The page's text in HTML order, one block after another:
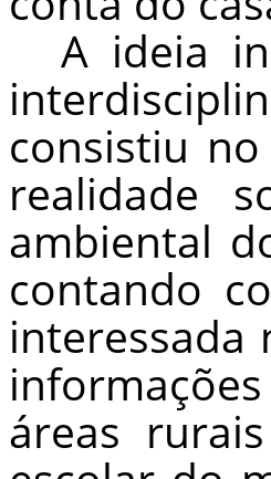
A ideia
consistiu
realidade
ambiental
contando
interessada
áreas